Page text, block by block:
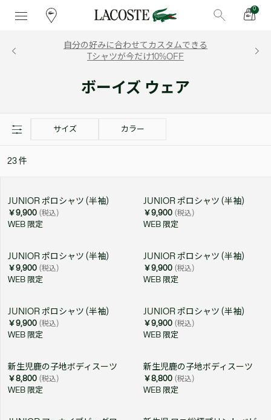
0
自分の好みに合わせてカスタムできる
Tシャツが今だけ10%OFF
ボーイズ ウェア
サイズ カラー
23 件
JUNIOR ポロシャツ (半袖)
￥9,900 (税込)
WEB 限定
JUNIOR ポロシャツ (半袖)
￥9,900 (税込)
WEB 限定
JUNIOR ポロシャツ (半袖)
￥9,900 (税込)
WEB 限定
JUNIOR ポロシャツ (半袖)
￥9,900 (税込)
WEB 限定
JUNIOR ポロシャツ (半袖)
￥9,900 (税込)
WEB 限定
JUNIOR ポロシャツ (半袖)
￥9,900 (税込)
WEB 限定
新生児鹿の子地ボディスーツ
￥8,800 (税込)
WEB 限定
新生児鹿の子地ボディスーツ
￥8,800 (税込)
WEB 限定